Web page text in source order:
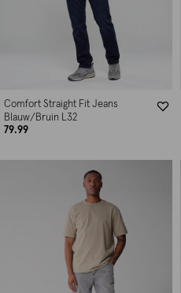
Comfort Straight Fit Jeans
Blauw/Bruin L32
79.99